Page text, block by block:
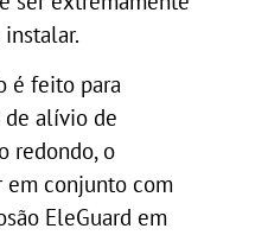
é feito para
alívio de
redondo, o
em conjunto com
EleGuard em